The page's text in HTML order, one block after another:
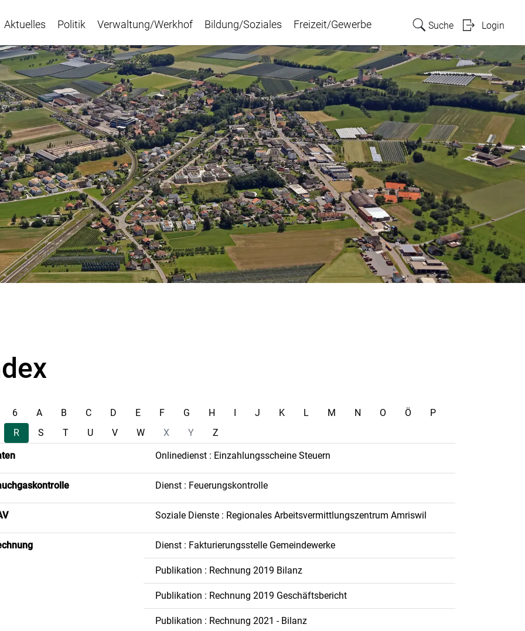
Aktuelles Politik Verwaltung/Werkhof Bildung/Soziales Freizeit/Gewerbe Suche Login
6 A B C D E F G H I J K L M N O Ö
P
R S T U V W X Y Z
Onlinedienst : Einzahlungsscheine Steuern
Dienst : Feuerungskontrolle
Soziale Dienste : Regionales Arbeitsvermittlungszentrum Amriswil
Dienst : Fakturierungsstelle Gemeindewerke
Publikation : Rechnung 2019 Bilanz
Publikation : Rechnung 2019 Geschäftsbericht
Publikation : Rechnung 2021 - Bilanz